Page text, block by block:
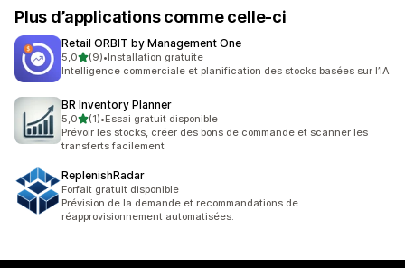
Plus d’applications comme celle-ci
Retail ORBIT by Management One
5,0étoile(s) sur 5
(9)
9 avis au total
•Installation gratuite
Intelligence commerciale et planification des stocks basées sur l’IA
BR Inventory Planner
5,0étoile(s) sur 5
(1)
1 avis au total
•Essai gratuit disponible
Prévoir les stocks, créer des bons de commande et scanner les
transferts facilement
ReplenishRadar
Forfait gratuit disponible
Prévision de la demande et recommandations de
réapprovisionnement automatisées.